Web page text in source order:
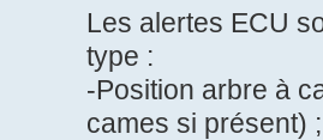
Les alertes ECU
type :
-Position arbre à
cames si présent) ;